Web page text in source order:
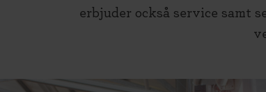
erbjuder också service samt